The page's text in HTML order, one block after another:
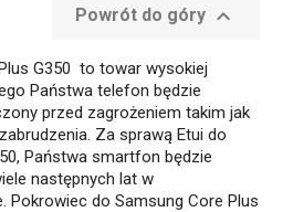
Powrót do góry 
G350 to towar wysokiej
Państwa telefon będzie
przed zagrożeniem takim jak
Za sprawą Etui do
Państwa smartfon będzie
następnych lat w
Pokrowiec do Samsung Core Plus